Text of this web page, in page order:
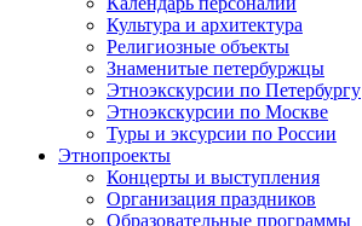
Культура и архитектура
Религиозные объекты
Знаменитые петербуржцы
Этноэкскурсии по Петербургу
Этноэкскурсии по Москве
Туры и эксурсии по России
Этнопроекты
Концерты и выступления
Организация праздников
Образовательные программы